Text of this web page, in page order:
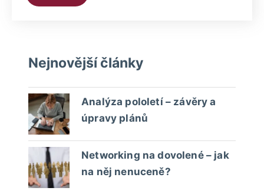
Nejnovější články
Analýza pololetí – závěry a
úpravy plánů
Networking na dovolené – jak
na něj nenuceně?